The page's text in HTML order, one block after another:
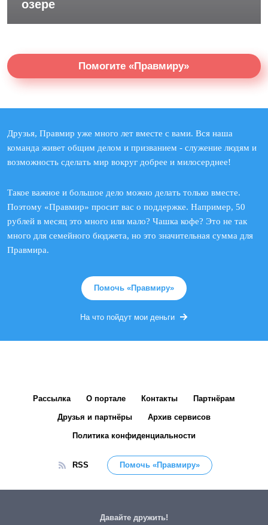
озере
Помогите «Правмиру»
Друзья, Правмир уже много лет вместе с вами. Вся наша
команда живет общим делом и призванием - служение людям и
возможность сделать мир вокруг добрее и милосерднее!
Такое важное и большое дело можно делать только вместе.
Поэтому «Правмир» просит вас о поддержке. Например, 50
рублей в месяц это много или мало? Чашка кофе? Это не так
много для семейного бюджета, но это значительная сумма для
Правмира.
Помочь «Правмиру»
На что пойдут мои деньги
Рассылка О портале Контакты Партнёрам
Друзья и партнёры Архив сервисов
Политика конфиденциальности
RSS Помочь «Правмиру»
Давайте дружить!